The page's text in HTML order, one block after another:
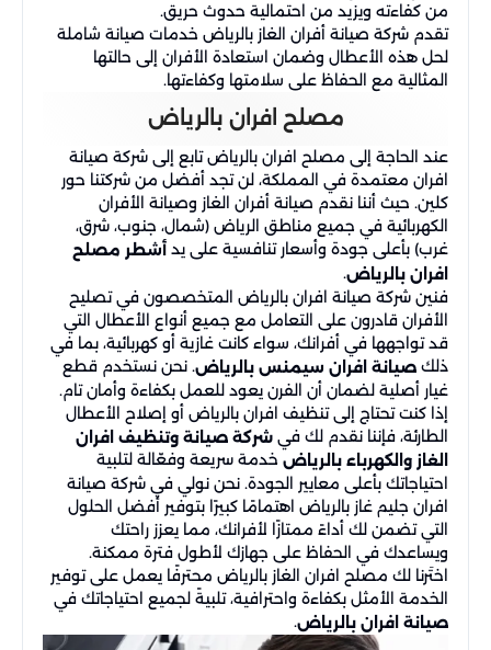
من كفاءته ويزيد من احتمالية حدوث حريق.
تقدم شركة صيانة أفران الغاز بالرياض خدمات صيانة شاملة
لحل هذه الأعطال وضمان استعادة الأفران إلى حالتها
المثالية مع الحفاظ على سلامتها وكفاءتها.
مصلح افران بالرياض
عند الحاجة إلى مصلح افران بالرياض تابع إلى شركة صيانة
افران معتمدة في المملكة، لن تجد أفضل من شركتنا حور
كلين. حيث أننا نقدم صيانة أفران الغاز وصيانة الأفران
الكهربائية في جميع مناطق الرياض (شمال، جنوب، شرق،
غرب) بأعلى جودة وأسعار تنافسية على يد أشطر مصلح
افران بالرياض.
فنين شركة صيانة افران بالرياض المتخصصون في تصليح
الأفران قادرون على التعامل مع جميع أنواع الأعطال التي
قد تواجهها في أفرانك، سواء كانت غازية أو كهربائية، بما في
ذلك صيانة افران سيمنس بالرياض. نحن نستخدم قطع
غيار أصلية لضمان أن الفرن يعود للعمل بكفاءة وأمان تام.
إذا كنت تحتاج إلى تنظيف افران بالرياض أو إصلاح الأعطال
الطارئة، فإننا نقدم لك في شركة صيانة وتنظيف افران
الغاز والكهرباء بالرياض خدمة سريعة وفعّالة لتلبية
احتياجاتك بأعلى معايير الجودة. نحن نولي في شركة صيانة
افران جليم غاز بالرياض اهتمامًا كبيرًا بتوفير أفضل الحلول
التي تضمن لك أداءً ممتازًا لأفرانك، مما يعزز راحتك
ويساعدك في الحفاظ على جهازك لأطول فترة ممكنة.
اختَرنا لك مصلح افران الغاز بالرياض محترفًا يعمل على توفير
الخدمة الأمثل بكفاءة واحترافية، تلبيةً لجميع احتياجاتك في
صيانة افران بالرياض.